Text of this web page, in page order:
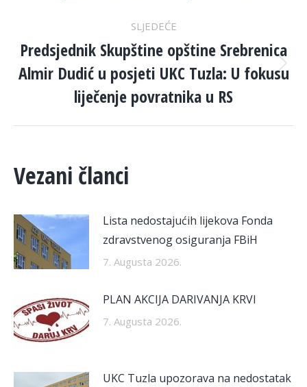
SLJEDEĆE
Next
post:
Predsjednik Skupštine opštine Srebrenica
Almir Dudić u posjeti UKC Tuzla: U fokusu
liječenje povratnika u RS
Vezani članci
Lista nedostajućih lijekova Fonda
zdravstvenog osiguranja FBiH
7. Augusta 2026.
PLAN AKCIJA DARIVANJA KRVI
7. Augusta 2026.
UKC Tuzla upozorava na nedostatak